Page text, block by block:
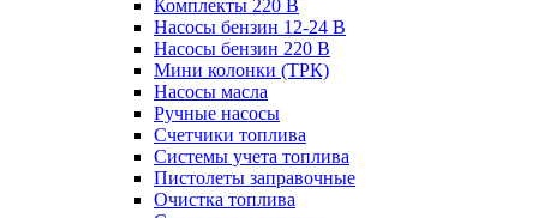
Комплекты 220 В
Насосы бензин 12-24 В
Насосы бензин 220 В
Мини колонки (ТРК)
Насосы масла
Ручные насосы
Счетчики топлива
Системы учета топлива
Пистолеты заправочные
Очистка топлива